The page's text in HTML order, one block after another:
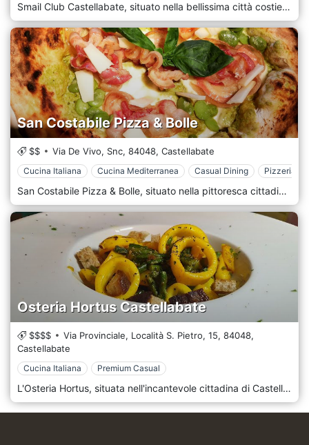
Smail Club Castellabate, situato nella bellissima città costiera di Castellabate in Campania, è un club vivace e contemporaneo che offre una miscela unica di ristorazione, intrattenimento e relax. Conosciuto per la sua splendida posizione fronte mare e l'atmosfera vivace, lo Smail Club Castellabate è diventato una destinazione popolare per la gente del posto e i turisti che desiderano godersi lo stile di vita mediterraneo in un ambiente chic e moderno. L'esterno dello Smail Club Castellabate è sorprendente e invitante, mostrando un design elegante e raffinato che si integra perfettamente con il suo ambiente balneare. La facciata del club, con le sue linee pulite e gli elementi architettonici moderni, si staglia sullo sfondo del Mar Tirreno. L'area esterna, che comprende una spaziosa terrazza e un salone fronte mare, offre viste mozzafiato sulla costa, offrendo agli ospiti un luogo idilliaco per rilassarsi e prendere il sole. All'interno, lo Smail Club Castellabate emana un senso di eleganza contemporanea e divertimento. Il design degli interni è sofisticato e alla moda, caratterizzato da una tavolozza di colori freddi e costieri, illuminazione ambientale e arredi eleganti. Il club è diviso in varie aree, ognuna delle quali offre un'esperienza diversa: da un'elegante sala da pranzo e un'accogliente area lounge a un vivace bar e una pista da ballo, dove gli ospiti possono godersi musica e intrattenimento fino a tarda notte.
San Costabile Pizza & Bolle
$$ Via De Vivo, Snc, 84048, Castellabate
Cucina Italiana Cucina Mediterranea Casual Dining Pizzeria
San Costabile Pizza & Bolle, situato nella pittoresca cittadina di Castellabate in Campania, è un ristorante affascinante e vivace che serve squisite pizze e una deliziosa selezione di spumanti. Questa struttura combina l'arte tradizionale della pizza napoletana con un ambiente moderno e vivace, rendendola una destinazione popolare per la gente del posto e per i visitatori che cercano di gustare i classici sapori italiani in un ambiente contemporaneo. L'esterno di San Costabile Pizza & Bolle è invitante ed elegante, riflettendo il mix di tradizione e modernità del ristorante. Con la sua segnaletica raffinata e l'ingresso accogliente, la facciata dà il tono a un'esperienza culinaria informale ma sofisticata. È disponibile un'area salotto all'aperto, che consente agli ospiti di cenare sotto lo splendido cielo di Castellabate godendosi la vivace atmosfera della cittadina. All'interno, il ristorante vanta un design degli interni elegante e allegro. Lo spazio è minuziosamente decorato con elementi rustici e contemporanei, con pareti in mattoni a vista, mobili eleganti e vivaci opere d'arte. La disposizione della cucina a vista valorizza l'ambiente, dove i commensali possono osservare gli abili pizzaioli al lavoro, preparando artigianalmente ogni pizza con competenza e passione.
Osteria Hortus Castellabate
$$$$ Via Provinciale, Località S. Pietro, 15, 84048,
Castellabate
Cucina Italiana Premium Casual
L'Osteria Hortus, situata nell'incantevole cittadina di Castellabate, in Campania, è un ristorante caratteristico e affascinante che offre una deliziosa esperienza della cucina tradizionale italiana. Rinomata per il suo ambiente rustico e un menu ricco di sapori locali, l'Osteria Hortus è diventata un luogo amato da coloro che cercano di immergersi nelle autentiche tradizioni culinarie del sud Italia. L'esterno dell'Osteria Hortus cattura il fascino senza tempo di Castellabate, con una facciata che riflette magnificamente il patrimonio storico e architettonico della cittadina. L'ingresso è accogliente, dal design semplice ma elegante che invita gli ospiti in un mondo di scoperte gastronomiche. L'area salotto all'aperto offre uno spazio accogliente per cenare all'aperto, consentendo agli ospiti di gustare i propri pasti tra le pittoresche strade di Castellabate. Entrando, gli ospiti vengono accolti da un interno che trasuda calore ed eleganza rustica. L'arredamento è una miscela armoniosa di elementi tradizionali italiani e tocchi casalinghi, con travi in legno, muri in pietra e mobili vintage. La sala da pranzo è intima e invitante e crea un'atmosfera perfetta per una cena romantica, una riunione di famiglia o un pasto rilassante con gli amici.